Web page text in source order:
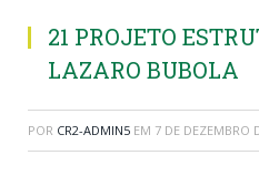
21 PROJETO
LAZARO BUBOLA
POR CR2-ADMIN5 EM 7 DE DEZEMBRO